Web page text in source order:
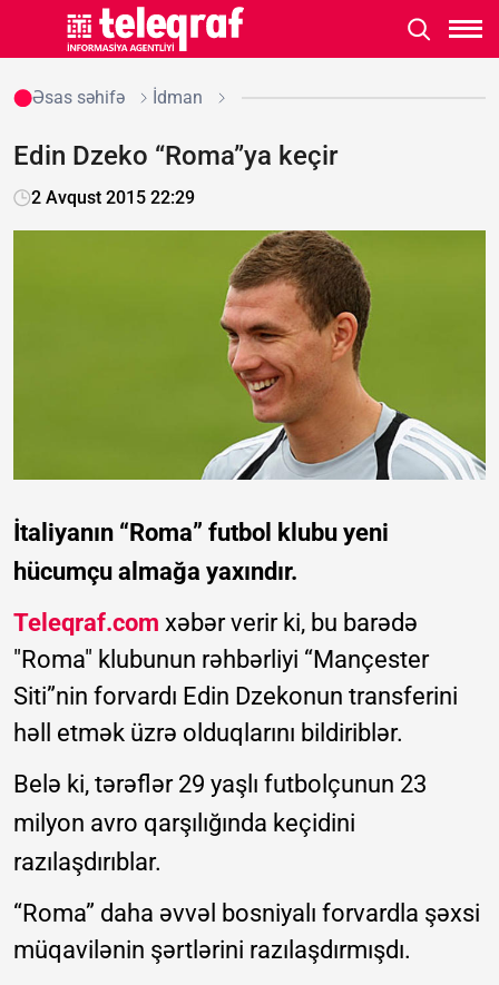
Əsas səhifə İdman
Edin Dzeko “Roma”ya keçir
2 Avqust 2015 22:29
İtaliyanın “Roma” futbol klubu yeni
hücumçu almağa yaxındır.
Teleqraf.com xəbər verir ki, bu barədə
"Roma" klubunun rəhbərliyi “Mançester
Siti”nin forvardı Edin Dzekonun transferini
həll etmək üzrə olduqlarını bildiriblər.
Belə ki, tərəflər 29 yaşlı futbolçunun 23
milyon avro qarşılığında keçidini
razılaşdırıblar.
“Roma” daha əvvəl bosniyalı forvardla şəxsi
müqavilənin şərtlərini razılaşdırmışdı.